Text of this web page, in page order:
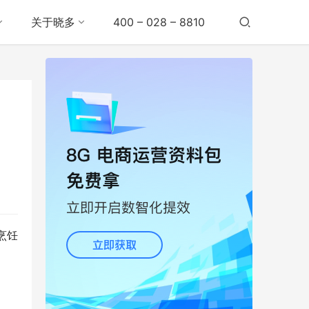
关于晓多 400 – 028 – 8810
饪